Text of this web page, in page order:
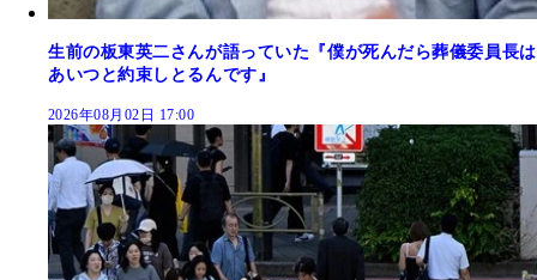
生前の板東英二さんが語っていた『僕が死んだら葬儀委員長は
あいつと約束しとるんです』
2026年08月02日 17:00